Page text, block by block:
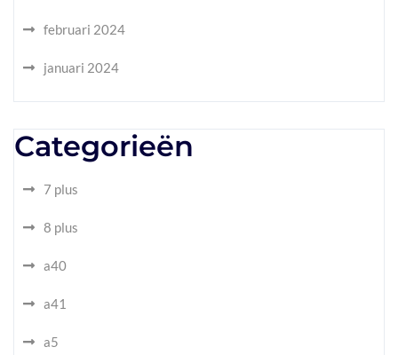
februari 2024
januari 2024
Categorieën
7 plus
8 plus
a40
a41
a5